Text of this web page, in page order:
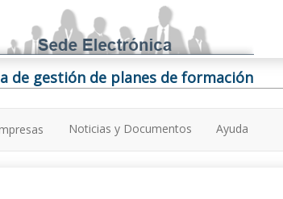
de gestión de planes de formación
Noticias y Documentos Ayuda